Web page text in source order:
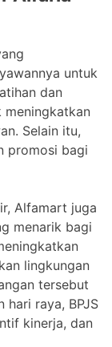
untuk
dan
meningkatkan
Selain itu,
promosi bagi
Alfamart juga
menarik bagi
lingkungan
tersebut
raya, BPJS
kinerja, dan